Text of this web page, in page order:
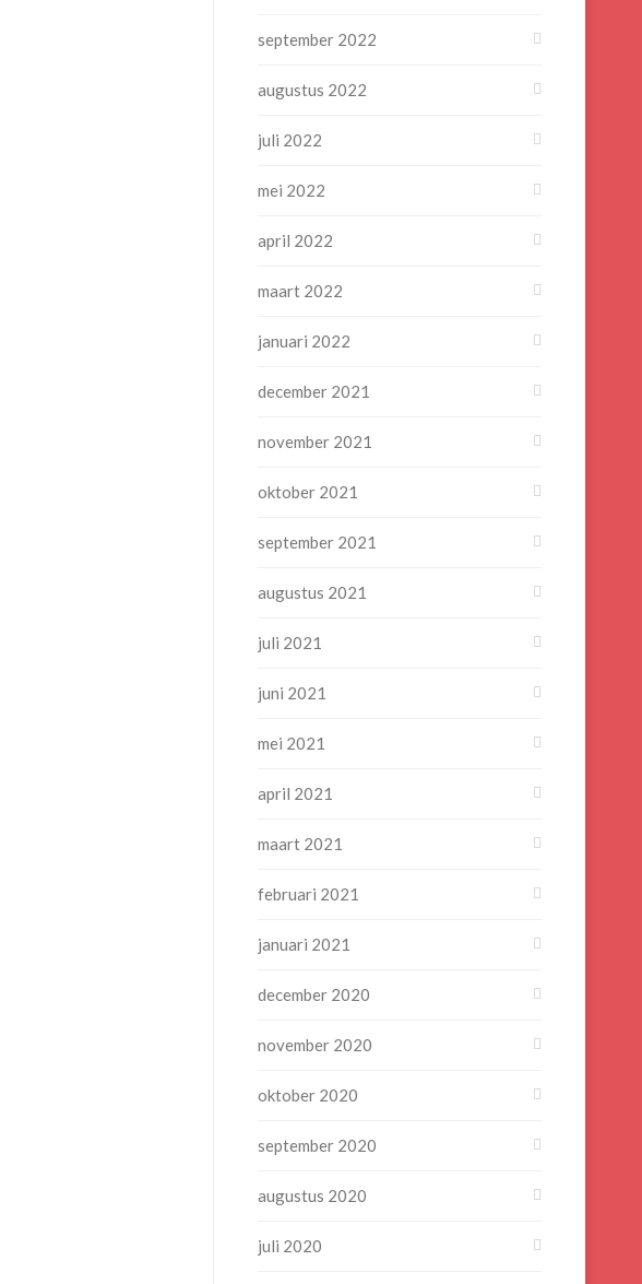
september 2022
augustus 2022
juli 2022
mei 2022
april 2022
maart 2022
januari 2022
december 2021
november 2021
oktober 2021
september 2021
augustus 2021
juli 2021
juni 2021
mei 2021
april 2021
maart 2021
februari 2021
januari 2021
december 2020
november 2020
oktober 2020
september 2020
augustus 2020
juli 2020